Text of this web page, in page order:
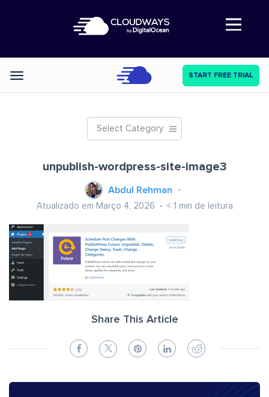
Abre a navegação
Categories START FREE TRIAL
Select Category
unpublish-wordpress-site-image3
Abdul Rehman
Atualizado em Março 4, 2026 < 1 min de leitura
Share This Article